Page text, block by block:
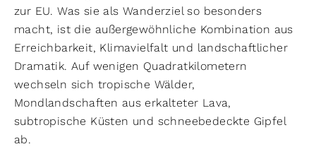
zur EU. Was sie als Wanderziel so besonders
macht, ist die außergewöhnliche Kombination aus
Erreichbarkeit, Klimavielfalt und landschaftlicher
Dramatik. Auf wenigen Quadratkilometern
wechseln sich tropische Wälder,
Mondlandschaften aus erkalteter Lava,
subtropische Küsten und schneebedeckte Gipfel
ab.